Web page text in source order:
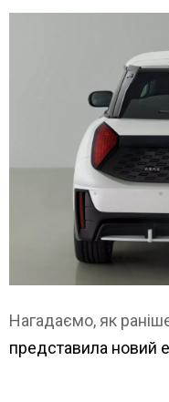
Нагадаємо, як
представила новий